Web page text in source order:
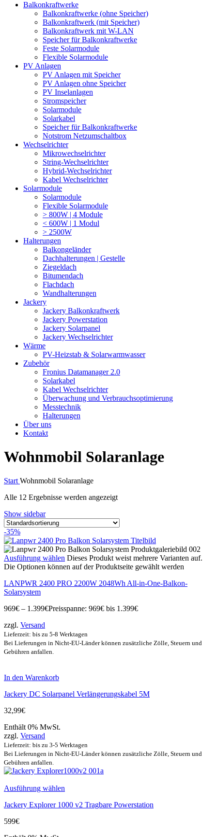
Balkonkraftwerke
Balkonkraftwerke (ohne Speicher)
Balkonkraftwerk (mit Speicher)
Balkonkraftwerk mit W-LAN
Speicher für Balkonkraftwerke
Feste Solarmodule
Flexible Solarmodule
PV Anlagen
PV Anlagen mit Speicher
PV Anlagen ohne Speicher
PV Inselanlagen
Stromspeicher
Solarmodule
Solarkabel
Speicher für Balkonkraftwerke
Notstrom Netzumschaltbox
Wechselrichter
Mikrowechselrichter
String-Wechselrichter
Hybrid-Wechselrichter
Kabel Wechselrichter
Solarmodule
Solarmodule
Flexible Solarmodule
> 800W | 4 Module
< 600W | 1 Modul
> 2500W
Halterungen
Balkongeländer
Dachhalterungen | Gestelle
Ziegeldach
Bitumendach
Flachdach
Wandhalterungen
Jackery
Jackery Balkonkraftwerk
Jackery Powerstation
Jackery Solarpanel
Jackery Wechselrichter
Wärme
PV-Heizstab & Solarwarmwasser
Zubehör
Fronius Datamanager 2.0
Solarkabel
Kabel Wechselrichter
Überwachung und Verbrauchsoptimierung
Messtechnik
Halterungen
Über uns
Kontakt
Wohnmobil Solaranlage
Start Wohnmobil Solaranlage
Alle 12 Ergebnisse werden angezeigt
Show sidebar
-35%
Ausführung wählen Dieses Produkt weist mehrere Varianten auf.
Die Optionen können auf der Produktseite gewählt werden
LANPWR 2400 PRO 2200W 2048Wh All-in-One-Balkon-
Solarsystem
969€ – 1.399€Preisspanne: 969€ bis 1.399€
zzgl. Versand
Lieferzeit: bis zu 5-8 Werktagen
Bei Lieferungen in Nicht-EU-Länder können zusätzliche Zölle, Steuern und
Gebühren anfallen.
In den Warenkorb
Jackery DC Solarpanel Verlängerungskabel 5M
32,99€
Enthält 0% MwSt.
zzgl. Versand
Lieferzeit: bis zu 3-5 Werktagen
Bei Lieferungen in Nicht-EU-Länder können zusätzliche Zölle, Steuern und
Gebühren anfallen.
Ausführung wählen
Jackery Explorer 1000 v2 Tragbare Powerstation
599€